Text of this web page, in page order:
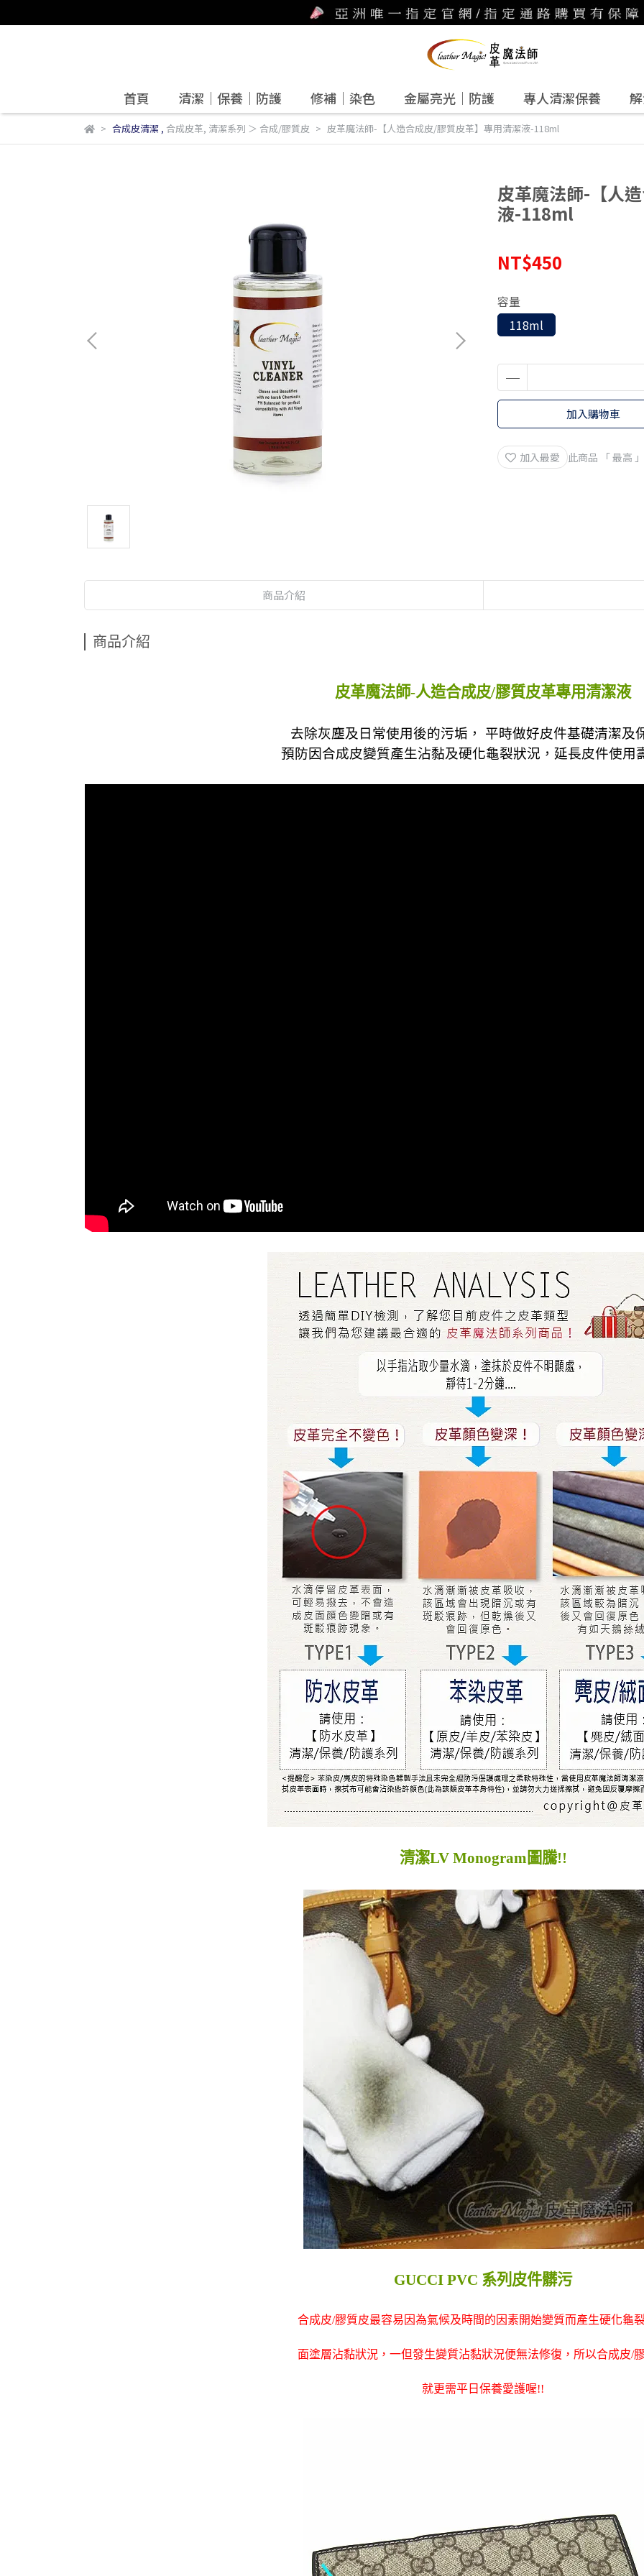
首頁 清潔｜保養｜防護 修補｜染色 金屬亮光｜防護 專人清潔保養
合成皮清潔, 合成皮革, 清潔系列 ＞ 合成/膠質皮 皮革魔法師-【人造合成皮/膠質皮革】專用清潔液-118ml
皮革魔法師-【人
液-118ml
NT$450
容量
118ml
加入購物車
加入最愛 此商品 「 最高
商品介紹
商品介紹
皮革魔法師-人造合成皮/膠質皮革專用清潔液
去除灰塵及日常使用後的污垢， 平時做好皮件基礎清潔及
預防因合成皮變質產生沾黏及硬化龜裂狀況，延長皮件使用
清潔LV Monogram圖騰!!
GUCCI PVC 系列皮件髒污
合成皮/膠質皮最容易因為氣候及時間的因素開始變質而產生硬化龜
面塗層沾黏狀況，一但發生變質沾黏狀況便無法修復，所以合成皮/
就更需平日保養愛護喔!!